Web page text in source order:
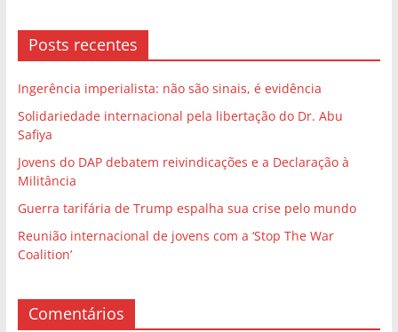
Posts recentes
Ingerência imperialista: não são sinais, é evidência
Solidariedade internacional pela libertação do Dr. Abu
Safiya
Jovens do DAP debatem reivindicações e a Declaração à
Militância
Guerra tarifária de Trump espalha sua crise pelo mundo
Reunião internacional de jovens com a ‘Stop The War
Coalition’
Comentários